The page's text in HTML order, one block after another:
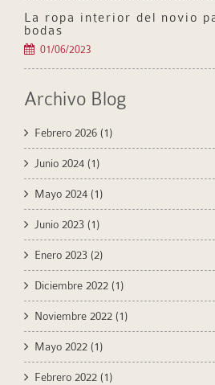
La ropa interior del novio
bodas
01/06/2023
Archivo Blog
Febrero 2026 (1)
Junio 2024 (1)
Mayo 2024 (1)
Junio 2023 (1)
Enero 2023 (2)
Diciembre 2022 (1)
Noviembre 2022 (1)
Mayo 2022 (1)
Febrero 2022 (1)